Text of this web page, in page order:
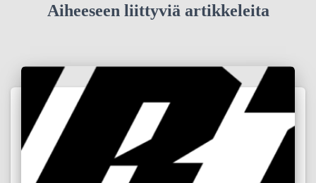
Aiheeseen liittyviä artikkeleita